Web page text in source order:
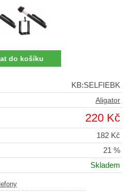
KB:SELFIEBK
Aligator
220 Kč
182 Kč
21 %
Skladem